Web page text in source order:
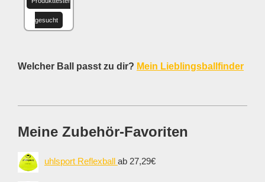
gesucht
Welcher Ball passt zu dir? Mein Lieblingsballfinder
Meine Zubehör-Favoriten
uhlsport Reflexball ab 27,29€